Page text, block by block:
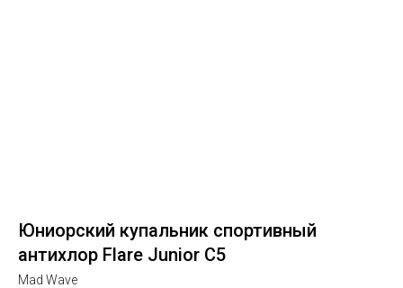
Юниорский купальник спортивный
антихлор Flare Junior C5
Mad Wave